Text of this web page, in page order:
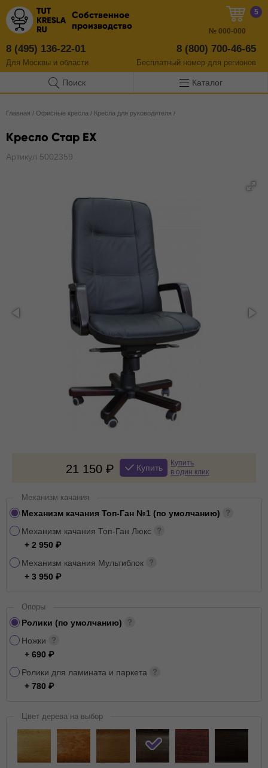
Собственное
производство
8 (495) 136-22-01
Для Москвы и области
8 (800) 700-46-65
Бесплатный номер для регионов
5
№ 000-000
Поиск Каталог
Главная / Офисные кресла / Кресла для руководителя /
Кресло Стар EX
Артикул 5002359
21 150 Купить
Купить
в один клик
Механизм качания
Механизм качания Топ-Ган №1 (по умолчанию)
Механизм качания Топ-Ган Люкс
+ 2 950
Механизм качания Мультиблок
+ 3 950
Опоры
Ролики (по умолчанию)
Ножки
+ 690
Ролики для ламината и паркета
+ 780
Цвет дерева на выбор